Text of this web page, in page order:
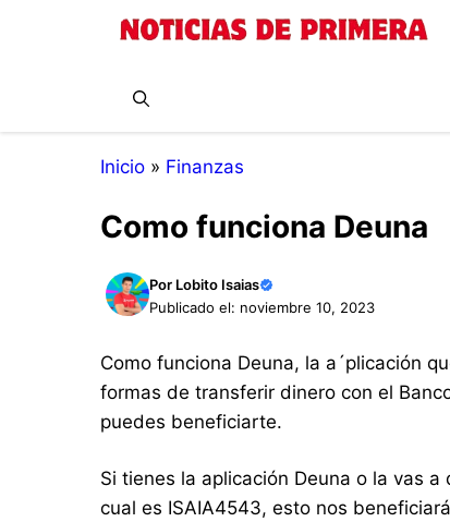
Inicio » Finanzas
Como funciona Deuna
Por Lobito Isaias
Publicado el: noviembre 10, 2023
Como funciona Deuna, la a´plicación
formas de transferir dinero con el
puedes beneficiarte.
Si tienes la aplicación Deuna o la vas
cual es ISAIA4543, esto nos